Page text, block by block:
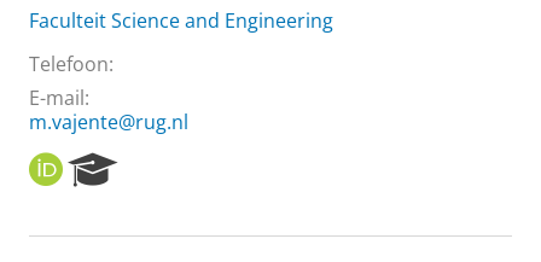
Faculteit Science and Engineering
Telefoon:
E-mail:
m.vajente@rug.nl
O
R
I
e